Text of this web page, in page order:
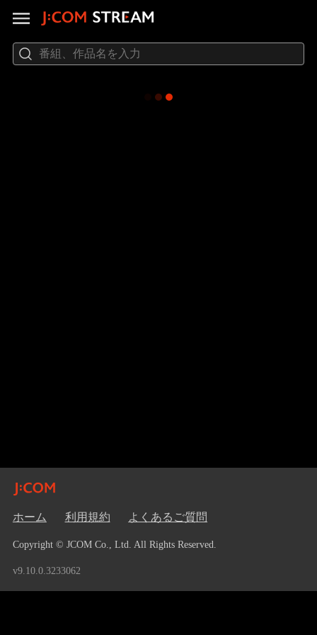
ホーム 利用規約 よくあるご質問
Copyright © JCOM Co., Ltd. All Rights Reserved.
v9.10.0.3233062